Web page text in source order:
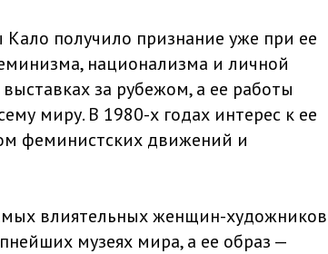
получило признание уже при ее
национализма и личной
за рубежом, а ее работы
миру. В 1980-х годах интерес к ее
феминистских движений и
влиятельных женщин-художников
музеях мира, а ее образ —